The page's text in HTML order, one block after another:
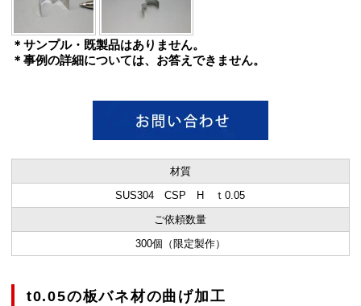
＊サンプル・既製品はありません。
＊事例の詳細については、お答えできません。
材質
SUS304 CSP H ｔ0.05
ご依頼数量
300個（限定製作）
t0.05の板バネ材の曲げ加工